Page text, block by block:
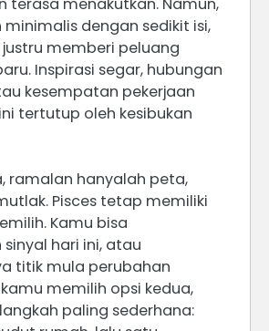
dengan sedikit isi,
memberi peluang
Inspirasi segar, hubungan
kesempatan pekerjaan
tertutup oleh kesibukan
ramalan hanyalah peta,
Pisces tetap memiliki
Kamu bisa
hari ini, atau
titik mula perubahan
memilih opsi kedua,
paling sederhana: